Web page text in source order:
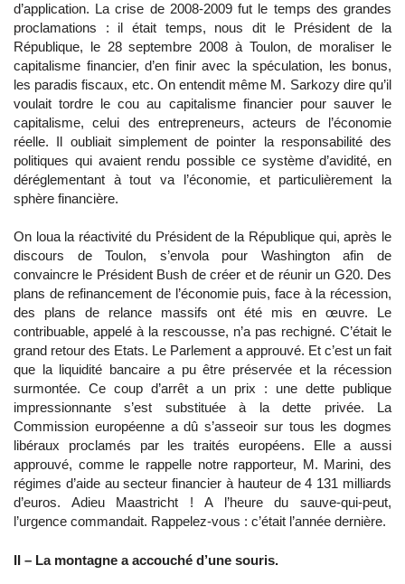
d’application. La crise de 2008-2009 fut le temps des grandes
proclamations : il était temps, nous dit le Président de la
République, le 28 septembre 2008 à Toulon, de moraliser le
capitalisme financier, d’en finir avec la spéculation, les bonus,
les paradis fiscaux, etc. On entendit même M. Sarkozy dire qu’il
voulait tordre le cou au capitalisme financier pour sauver le
capitalisme, celui des entrepreneurs, acteurs de l’économie
réelle. Il oubliait simplement de pointer la responsabilité des
politiques qui avaient rendu possible ce système d’avidité, en
déréglementant à tout va l’économie, et particulièrement la
sphère financière.
On loua la réactivité du Président de la République qui, après le
discours de Toulon, s’envola pour Washington afin de
convaincre le Président Bush de créer et de réunir un G20. Des
plans de refinancement de l’économie puis, face à la récession,
des plans de relance massifs ont été mis en œuvre. Le
contribuable, appelé à la rescousse, n’a pas rechigné. C’était le
grand retour des Etats. Le Parlement a approuvé. Et c’est un fait
que la liquidité bancaire a pu être préservée et la récession
surmontée. Ce coup d’arrêt a un prix : une dette publique
impressionnante s’est substituée à la dette privée. La
Commission européenne a dû s’asseoir sur tous les dogmes
libéraux proclamés par les traités européens. Elle a aussi
approuvé, comme le rappelle notre rapporteur, M. Marini, des
régimes d’aide au secteur financier à hauteur de 4 131 milliards
d’euros. Adieu Maastricht ! A l’heure du sauve-qui-peut,
l’urgence commandait. Rappelez-vous : c’était l’année dernière.
II – La montagne a accouché d’une souris.